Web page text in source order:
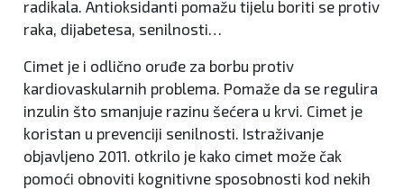
radikala. Antioksidanti pomažu tijelu boriti se protiv
raka, dijabetesa, senilnosti…
Cimet je i odlično oruđe za borbu protiv
kardiovaskularnih problema. Pomaže da se regulira
inzulin što smanjuje razinu šećera u krvi. Cimet je
koristan u prevenciji senilnosti. Istraživanje
objavljeno 2011. otkrilo je kako cimet može čak
pomoći obnoviti kognitivne sposobnosti kod nekih